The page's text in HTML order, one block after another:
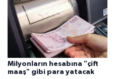
Milyonların hesabına "çift
maaş" gibi para yatacak